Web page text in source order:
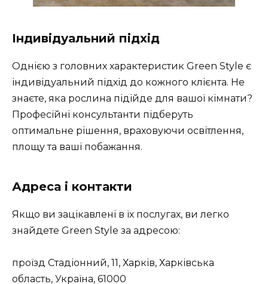
Індивідуальний підхід
Однією з головних характеристик Green Style є
індивідуальний підхід до кожного клієнта. Не
знаєте, яка рослина підійде для вашої кімнати?
Професійні консультанти підберуть
оптимальне рішення, враховуючи освітлення,
площу та ваші побажання.
Адреса і контакти
Якщо ви зацікавлені в їх послугах, ви легко
знайдете Green Style за адресою:
проїзд Стадіонний, 11, Харків, Харківська
область, Україна, 61000